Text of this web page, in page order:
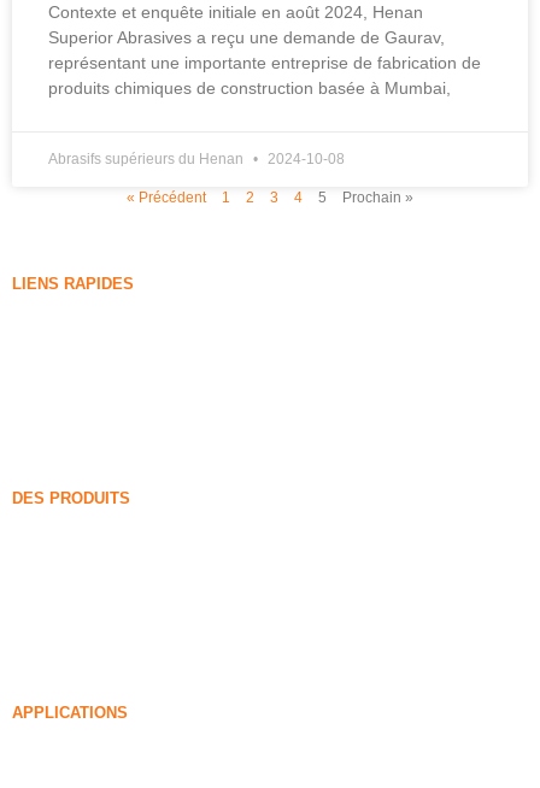
Contexte et enquête initiale en août 2024, Henan
Superior Abrasives a reçu une demande de Gaurav,
représentant une importante entreprise de fabrication de
produits chimiques de construction basée à Mumbai,
Abrasifs supérieurs du Henan 2024-10-08
« Précédent 1 2 3 4 5 Prochain »
LIENS RAPIDES
DES PRODUITS
APPLICATIONS